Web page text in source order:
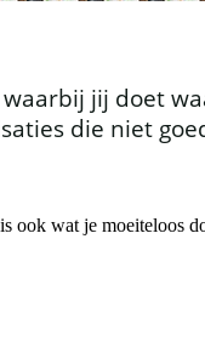
jij doet
die niet
wat je moeiteloos